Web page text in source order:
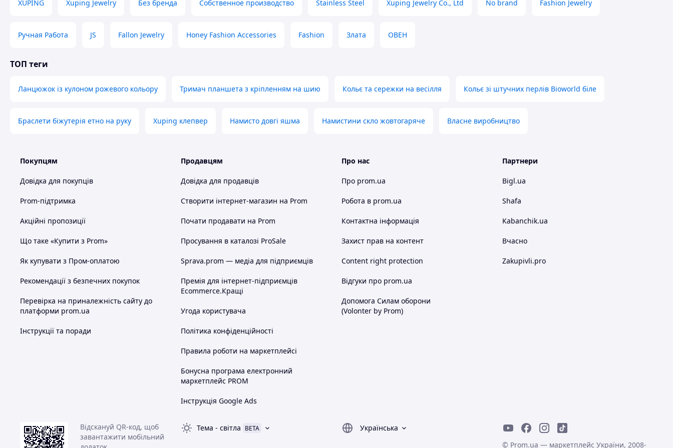
XUPING Xuping Jewelry Без бренда Собственное производство Stainless Steel Xuping Jewelry Co., Ltd No brand Fashion Jewelry
Ручная Работа JS Fallon Jewelry Honey Fashion Accessories Fashion Злата ОВЕН
ТОП теги
Ланцюжок із кулоном рожевого кольору Тримач планшета з кріпленням на шию Кольє та сережки на весілля Кольє зі штучних перлів Bioworld біле
Браслети біжутерія етно на руку Xuping клепвер Намисто довгі яшма Намистини скло жовтогаряче Власне виробництво
Покупцям
Довідка для покупців
Prom-підтримка
Акційні пропозиції
Що таке «Купити з Prom»
Як купувати з Пром-оплатою
Рекомендації з безпечних покупок
Перевірка на приналежність сайту до
платформи prom.ua
Інструкції та поради
Продавцям
Довідка для продавців
Створити інтернет-магазин на Prom
Почати продавати на Prom
Просування в каталозі ProSale
Sprava.prom — медіа для підприємців
Премія для інтернет-підприємців
Ecommerce.Кращі
Угода користувача
Політика конфіденційності
Правила роботи на маркетплейсі
Бонусна програма електронний
маркетплейс PROM
Інструкція Google Ads
Про нас
Про prom.ua
Робота в prom.ua
Контактна інформація
Захист прав на контент
Content right protection
Відгуки про prom.ua
Допомога Силам оборони
(Volonter by Prom)
Партнери
Bigl.ua
Shafa
Kabanchik.ua
Вчасно
Zakupivli.pro
Відскануй QR-код, щоб
завантажити мобільний
Тема - світла BETA
Українська
© Prom.ua — маркетплейс України, 2008-